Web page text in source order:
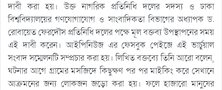
দাবী করা হয়। উক্ত নাগরিক প্রতিনিধি দলের সদস্য ও ঢাকা
বিশ্ববিদ্যালয়ের গণযোগাযোগ ও সাংবাদিকতা বিভাগের অধ্যাপক ড.
রোবায়েত ফেরদৌস প্রতিনিধি দলের পক্ষে মূল বক্তব্য উপস্থাপনের সময়
এই দাবী করেন। আইপিনিউজ এর ফেসবুক পেইজে এই ভার্চুয়াল
সংবাদ সম্মেলনটি সম্প্রচার করা হয়। লিখিত বক্তব্যে তিনি আরো বলেন,
ঘটনার আগে গ্রামের মসজিদে কিছুক্ষণ পর পর মাইকিং করে সেখানে
আক্রমনের জন্য লোকজন জড়ো করা হয়। ফলে হাজারো মানুষের